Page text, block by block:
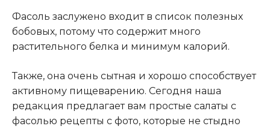
Фасоль заслужено входит в список полезных
бобовых, потому что содержит много
растительного белка и минимум калорий.
Также, она очень сытная и хорошо способствует
активному пищеварению. Сегодня наша
редакция предлагает вам простые салаты с
фасолью рецепты с фото, которые не стыдно